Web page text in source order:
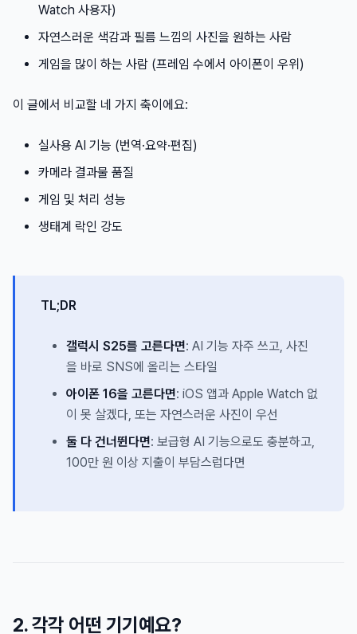
Watch 사용자)
자연스러운 색감과 필름 느낌의 사진을 원하는 사람
게임을 많이 하는 사람 (프레임 수에서 아이폰이 우위)
이 글에서 비교할 네 가지 축이에요:
실사용 AI 기능 (번역·요약·편집)
카메라 결과물 품질
게임 및 처리 성능
생태계 락인 강도
TL;DR
갤럭시 S25를 고른다면: AI 기능 자주 쓰고, 사진
을 바로 SNS에 올리는 스타일
아이폰 16을 고른다면: iOS 앱과 Apple Watch 없
이 못 살겠다, 또는 자연스러운 사진이 우선
둘 다 건너뛴다면: 보급형 AI 기능으로도 충분하고,
100만 원 이상 지출이 부담스럽다면
2. 각각 어떤 기기예요?